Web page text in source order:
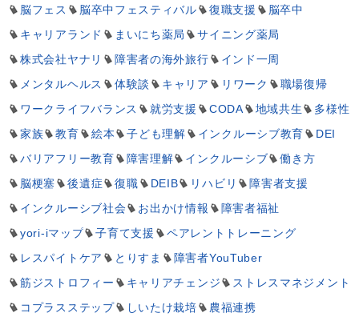
脳フェス
脳卒中フェスティバル 復職支援
脳卒中
キャリアランド
まいにち薬局
サイニング薬局
株式会社ヤナリ
障害者の海外旅行
インド一周
メンタルヘルス
体験談 キャリア リワーク
職場復帰
ワークライフバランス
就労支援 CODA 地域共生
多様性
家族
教育 絵本 子ども理解 インクルーシブ教育
DEI
バリアフリー教育
障害理解 インクルーシブ
働き方
脳梗塞
後遺症 復職 DEIB リハビリ
障害者支援
インクルーシブ社会
お出かけ情報
障害者福祉
yori-iマップ
子育て支援
ペアレントトレーニング
レスパイトケア
とりすま
障害者YouTuber
筋ジストロフィー
キャリアチェンジ
ストレスマネジメント
コプラスステップ
しいたけ栽培
農福連携